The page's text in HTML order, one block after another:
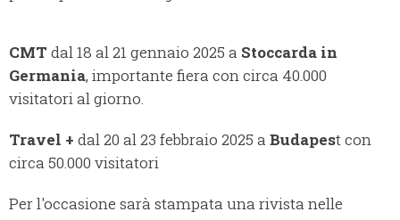
CMT dal 18 al 21 gennaio 2025 a Stoccarda in
Germania, importante fiera con circa 40.000
visitatori al giorno.
Travel + dal 20 al 23 febbraio 2025 a Budapest con
circa 50.000 visitatori
Per l'occasione sarà stampata una rivista nelle